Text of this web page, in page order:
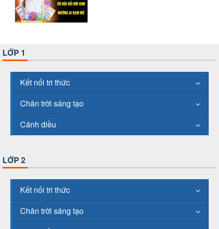
LỚP 1
Kết nối tri thức
Chân trời sáng tạo
Cánh diều
LỚP 2
Kết nối tri thức
Chân trời sáng tạo